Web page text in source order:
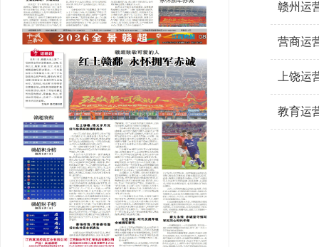
赣州运
营商运
上饶运
教育运